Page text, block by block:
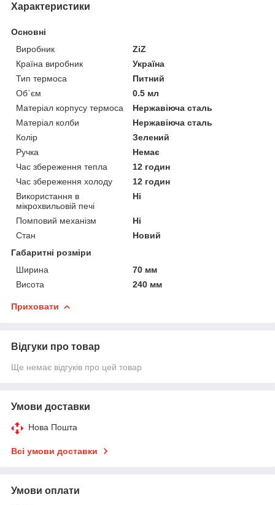
Характеристики
Основні
Виробник
ZiZ
Країна виробник
Україна
Тип термоса
Питний
Об`єм
0.5 мл
Матеріал корпусу термоса
Нержавіюча сталь
Матеріал колби
Нержавіюча сталь
Колір
Зелений
Ручка
Немає
Час збереження тепла
12 годин
Час збереження холоду
12 годин
Використання в
мікрохвильовій печі
Ні
Помповий механізм
Ні
Стан
Новий
Габаритні розміри
Ширина
70 мм
Висота
240 мм
Приховати
Відгуки про товар
Ще немає відгуків про цей товар
Умови доставки
Нова Пошта
Всі умови доставки
Умови оплати